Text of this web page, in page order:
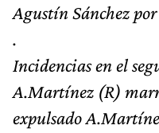
Agustín Sánchez
.
Incidencias en el
A.Martínez (R)
expulsado